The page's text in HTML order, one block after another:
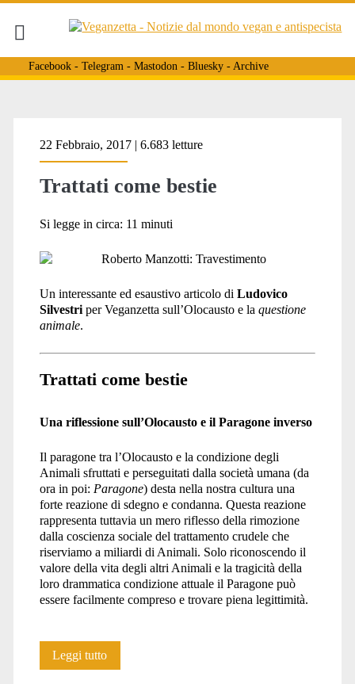
Facebook- Telegram- Mastodon- Bluesky- Archive
Tag:
<span>Lagerjargon</
22 Febbraio, 2017 | 6.683 letture
Trattati come bestie
Si legge in circa: 11 minuti
Un interessante ed esaustivo articolo di Ludovico
Silvestriper Veganzetta sull’Olocausto e la questione
animale.
Trattati come bestie
Una riflessione sull’Olocausto e il Paragone inverso
Il paragone tra l’Olocausto e la condizione degli
Animali sfruttati e perseguitati dalla società umana (da
ora in poi: Paragone) desta nella nostra cultura una
forte reazione di sdegno e condanna. Questa reazione
rappresenta tuttavia un mero riflesso della rimozione
dalla coscienza sociale del trattamento crudele che
riserviamo a miliardi di Animali. Solo riconoscendo il
valore della vita degli altri Animali e la tragicità della
loro drammatica condizione attuale il Paragone può
essere facilmente compreso e trovare piena legittimità.
Leggi tuttoTrattati